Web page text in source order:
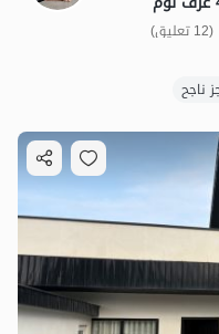
(12 تعليق)